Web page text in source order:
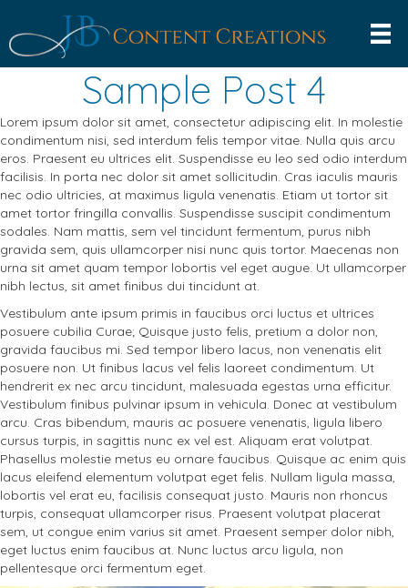
Sample Post 4
Lorem ipsum dolor sit amet, consectetur adipiscing elit. In molestie
condimentum nisi, sed interdum felis tempor vitae. Nulla quis arcu
eros. Praesent eu ultrices elit. Suspendisse eu leo sed odio interdum
facilisis. In porta nec dolor sit amet sollicitudin. Cras iaculis mauris
nec odio ultricies, at maximus ligula venenatis. Etiam ut tortor sit
amet tortor fringilla convallis. Suspendisse suscipit condimentum
sodales. Nam mattis, sem vel tincidunt fermentum, purus nibh
gravida sem, quis ullamcorper nisi nunc quis tortor. Maecenas non
urna sit amet quam tempor lobortis vel eget augue. Ut ullamcorper
nibh lectus, sit amet finibus dui tincidunt at.
Vestibulum ante ipsum primis in faucibus orci luctus et ultrices
posuere cubilia Curae; Quisque justo felis, pretium a dolor non,
gravida faucibus mi. Sed tempor libero lacus, non venenatis elit
posuere non. Ut finibus lacus vel felis laoreet condimentum. Ut
hendrerit ex nec arcu tincidunt, malesuada egestas urna efficitur.
Vestibulum finibus pulvinar ipsum in vehicula. Donec at vestibulum
arcu. Cras bibendum, mauris ac posuere venenatis, ligula libero
cursus turpis, in sagittis nunc ex vel est. Aliquam erat volutpat.
Phasellus molestie metus eu ornare faucibus. Quisque ac enim quis
lacus eleifend elementum volutpat eget felis. Nullam ligula massa,
lobortis vel erat eu, facilisis consequat justo. Mauris non rhoncus
turpis, consequat ullamcorper risus. Praesent volutpat placerat
sem, ut congue enim varius sit amet. Praesent semper dolor nibh,
eget luctus enim faucibus at. Nunc luctus arcu ligula, non
pellentesque orci fermentum eget.